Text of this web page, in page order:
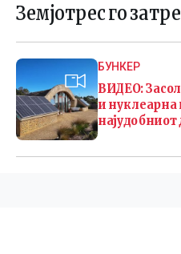
Земјотрес го
БУНКЕР
ВИДЕО:
и